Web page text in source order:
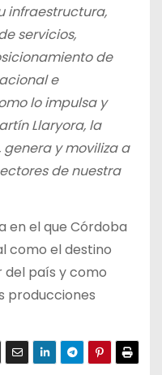
infraestructura,
servicios,
de
e
lo impulsa y
Llaryora, la
y moviliza a
de nuestra
en el que Córdoba
como el destino
país y como
producciones